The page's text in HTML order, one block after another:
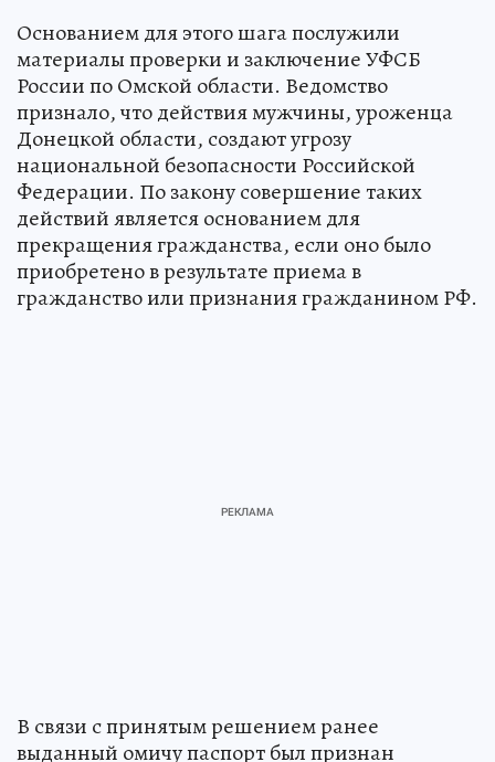
Основанием для этого шага послужили
материалы проверки и заключение УФСБ
России по Омской области. Ведомство
признало, что действия мужчины, уроженца
Донецкой области, создают угрозу
национальной безопасности Российской
Федерации. По закону совершение таких
действий является основанием для
прекращения гражданства, если оно было
приобретено в результате приема в
гражданство или признания гражданином РФ.
В связи с принятым решением ранее
выданный омичу паспорт был признан